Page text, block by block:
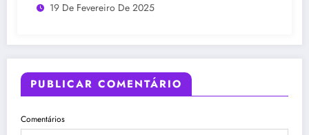
19 De Fevereiro De 2025
PUBLICAR COMENTÁRIO
Comentários